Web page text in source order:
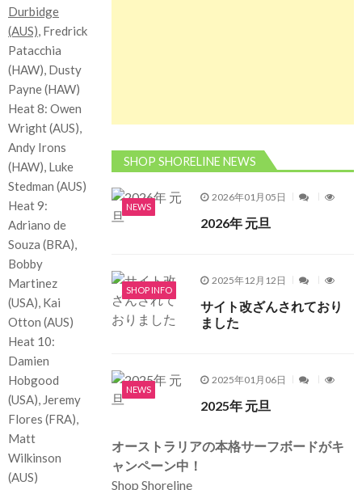
Durbidge
(AUS), Fredrick
Patacchia
(HAW), Dusty
Payne (HAW)
Heat 8: Owen
Wright (AUS),
Andy Irons
(HAW), Luke
Stedman (AUS)
Heat 9:
Adriano de
Souza (BRA),
Bobby
Martinez
(USA), Kai
Otton (AUS)
Heat 10:
Damien
Hobgood
(USA), Jeremy
Flores (FRA),
Matt
Wilkinson
(AUS)
SHOP SHORELINE NEWS
NEWS
2026年01月05日
2026年 元旦
SHOP INFO
2025年12月12日
サイト改ざんされており
ました
NEWS
2025年01月06日
2025年 元旦
オーストラリアの本格サーフボードがキ
ャンペーン中！
Shop Shoreline